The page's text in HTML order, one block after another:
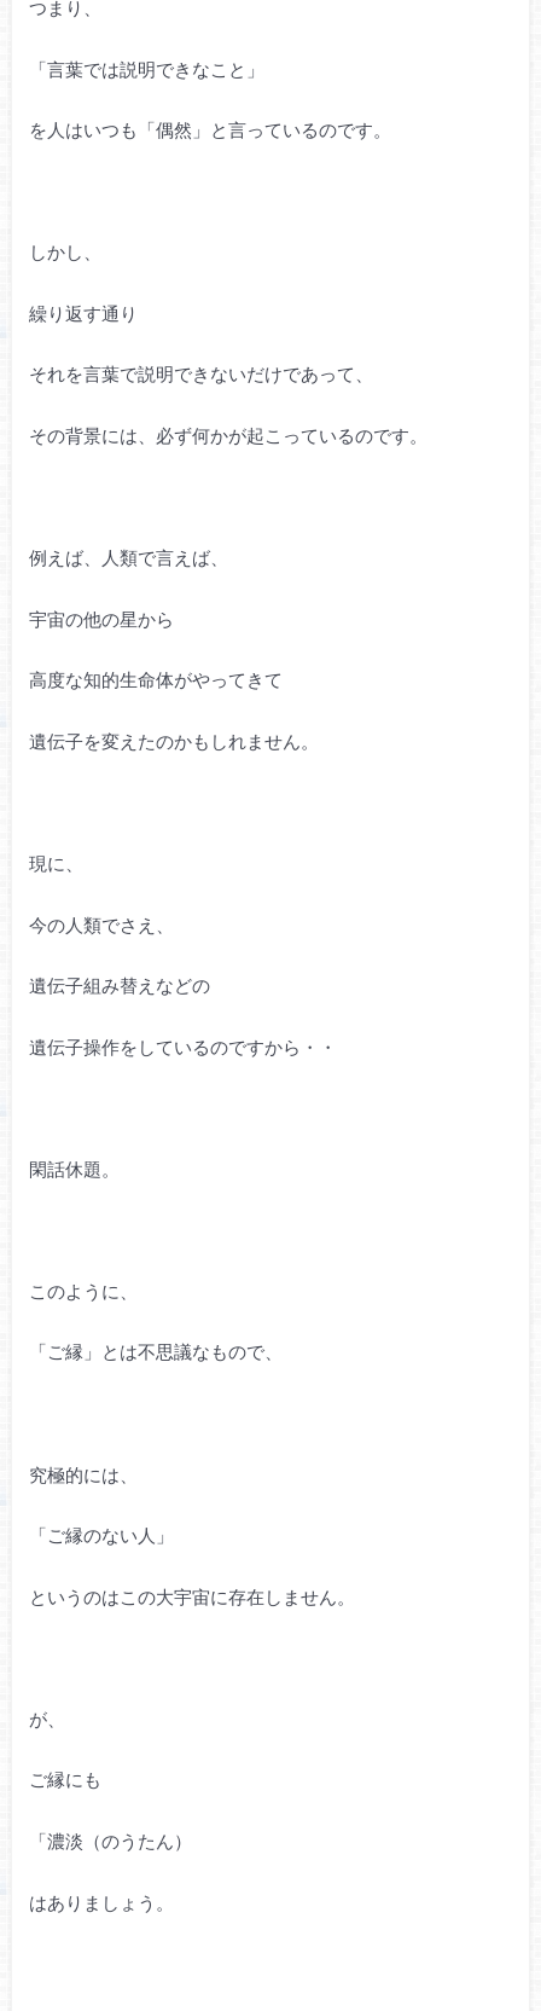
つまり、
「言葉では説明できなこと」
を人はいつも「偶然」と言っているのです。
しかし、
繰り返す通り
それを言葉で説明できないだけであって、
その背景には、必ず何かが起こっているのです。
例えば、人類で言えば、
宇宙の他の星から
高度な知的生命体がやってきて
遺伝子を変えたのかもしれません。
現に、
今の人類でさえ、
遺伝子組み替えなどの
遺伝子操作をしているのですから・・
閑話休題。
このように、
「ご縁」とは不思議なもので、
究極的には、
「ご縁のない人」
というのはこの大宇宙に存在しません。
が、
ご縁にも
「濃淡（のうたん）
はありましょう。